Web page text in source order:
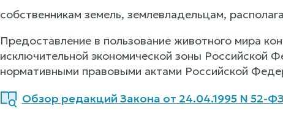
собственникам земель, землевладельцам,
Предоставление в пользование животного мира
исключительной экономической зоны Российской
нормативными правовыми актами Российской
Обзор редакций Закона от 24.04.1995 N 52-ФЗ